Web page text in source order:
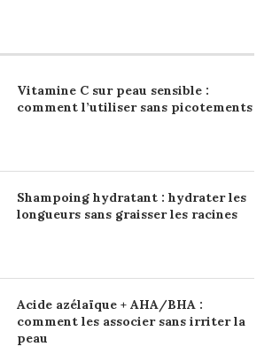
Vitamine C sur peau sensible :
comment l’utiliser sans picotements
Shampoing hydratant : hydrater les
longueurs sans graisser les racines
Acide azélaïque + AHA/BHA :
comment les associer sans irriter la
peau